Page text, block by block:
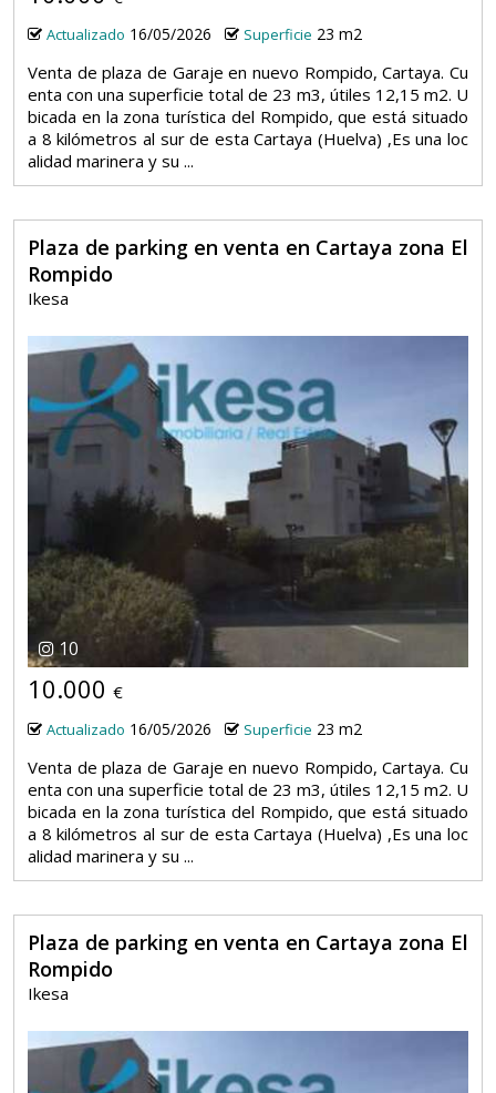
Actualizado 16/05/2026 Superficie 23 m2
Venta de plaza de Garaje en nuevo Rompido, Cartaya. Cu
enta con una superficie total de 23 m3, útiles 12,15 m2. U
bicada en la zona turística del Rompido, que está situado
a 8 kilómetros al sur de esta Cartaya (Huelva) ,Es una loc
alidad marinera y su ...
Plaza de parking en venta en Cartaya zona El
Rompido
Ikesa
10
10.000 €
Actualizado 16/05/2026 Superficie 23 m2
Venta de plaza de Garaje en nuevo Rompido, Cartaya. Cu
enta con una superficie total de 23 m3, útiles 12,15 m2. U
bicada en la zona turística del Rompido, que está situado
a 8 kilómetros al sur de esta Cartaya (Huelva) ,Es una loc
alidad marinera y su ...
Plaza de parking en venta en Cartaya zona El
Rompido
Ikesa